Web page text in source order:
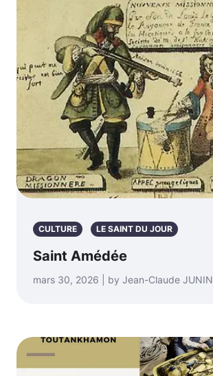
CULTURE LE SAINT DU JOUR
Saint Amédée
mars 30, 2026 | by Jean-Claude JUNIN